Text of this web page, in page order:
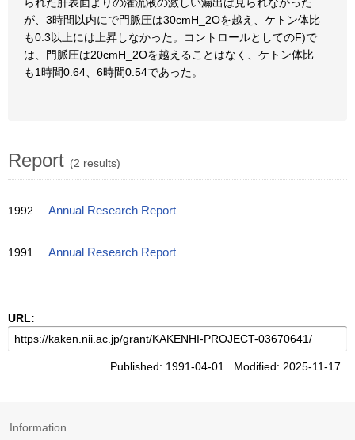
が、3時間以内にで門脈圧は30cmH_2Oを越え、ケトン体比
も0.3以上には上昇しなかった。コントロールとしてのF)で
は、門脈圧は20cmH_2Oを越えることはなく、ケトン体比
も1時間0.64、6時間0.54であった。
Report (2 results)
1992 Annual Research Report
1991 Annual Research Report
URL:
Published: 1991-04-01 Modified: 2025-11-17
Information